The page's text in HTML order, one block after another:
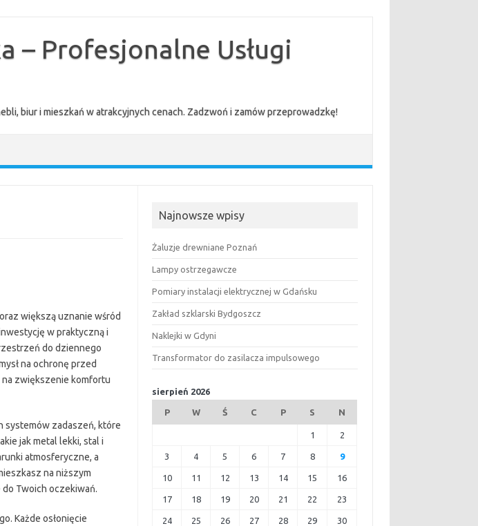
– Profesjonalne Usługi
biur i mieszkań w atrakcyjnych cenach. Zadzwoń i zamów przeprowadzkę!
większą uznanie wśród
w praktyczną i
do dziennego
na ochronę przed
na zwiększenie komfortu
systemów zadaszeń, które
jak metal lekki, stal i
atmosferyczne, a
na niższym
Twoich oczekiwań.
Każde osłonięcie
Najnowsze wpisy
Żaluzje drewniane Poznań
Lampy ostrzegawcze
Pomiary instalacji elektrycznej w Gdańsku
Zakład szklarski Bydgoszcz
Naklejki w Gdyni
Transformator do zasilacza impulsowego
sierpień 2026
P W Ś C P S N
1 2
3 4 5 6 7 8 9
10 11 12 13 14 15 16
17 18 19 20 21 22 23
24 25 26 27 28 29 30